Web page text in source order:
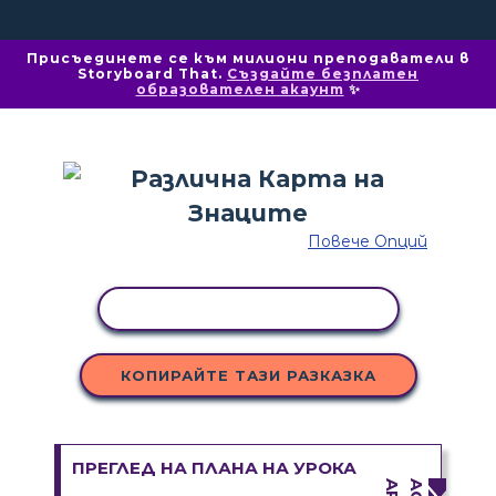
Присъединете се към милиони преподаватели в
Storyboard That. Създайте безплатен
образователен акаунт ✨
Повече Опций
КОПИРАЙТЕ ТАЗИ РАЗКАЗКА
ПРЕГЛЕД НА ПЛАНА НА УРОКА